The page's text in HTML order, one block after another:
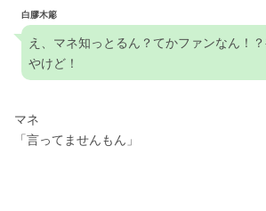
白膠木簓
え、マネ知っとるん？てかファンなん！
やけど！
マネ
「言ってませんもん」